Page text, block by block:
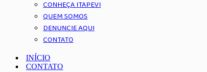
CONHEÇA ITAPEVI
QUEM SOMOS
DENUNCIE AQUI
CONTATO
INÍCIO
CONTATO